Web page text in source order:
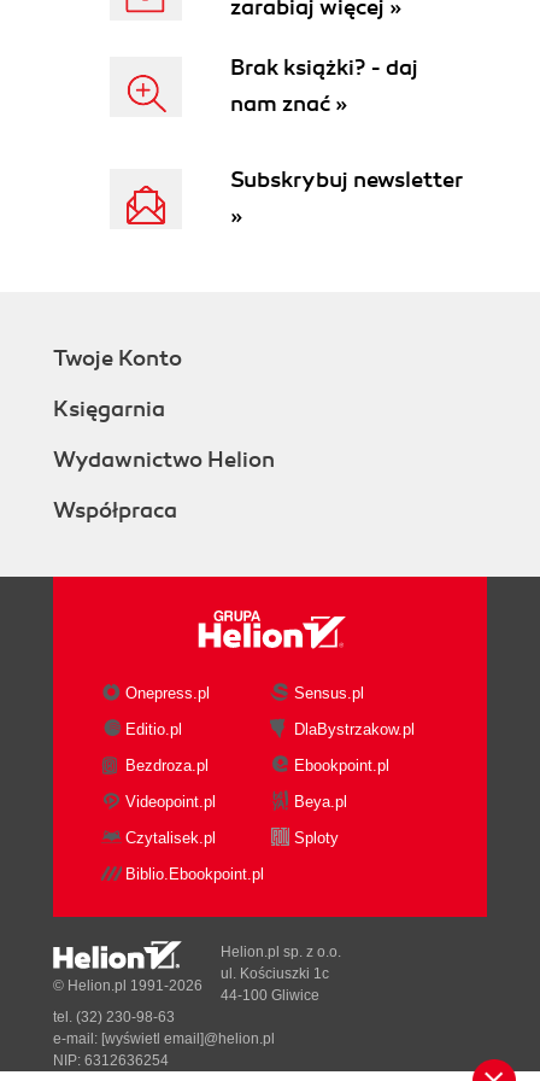
3. Variables and Macros
Variable Types
Other Types of Assignment
Target- and Pattern-Specific Variables
Where Variables Come From
4. Functions
Built-in Functions
String Functions
Less Important Miscellaneous
Functions
Advanced User-Defined Functions
Hooking Functions
Passing Parameters
5. Commands
Parsing Commands
Command Modifiers
Errors and Interrupts
Deleting and preserving target
files
Which Shell to Use
Empty Commands
Command Environment
zarabiaj więcej »
Brak książki? - daj
nam znać »
Subskrybuj newsletter
»
Twoje Konto
Księgarnia
Wydawnictwo Helion
Współpraca
Onepress.pl
Sensus.pl
Editio.pl
DlaBystrzakow.pl
Bezdroza.pl
Ebookpoint.pl
Videopoint.pl
Beya.pl
Czytalisek.pl
Sploty
Biblio.Ebookpoint.pl
© Helion.pl 1991-2026
Helion.pl sp. z o.o.
ul. Kościuszki 1c
44-100 Gliwice
tel. (32) 230-98-63
e-mail: [wyświetl email]@helion.pl
NIP: 6312636254